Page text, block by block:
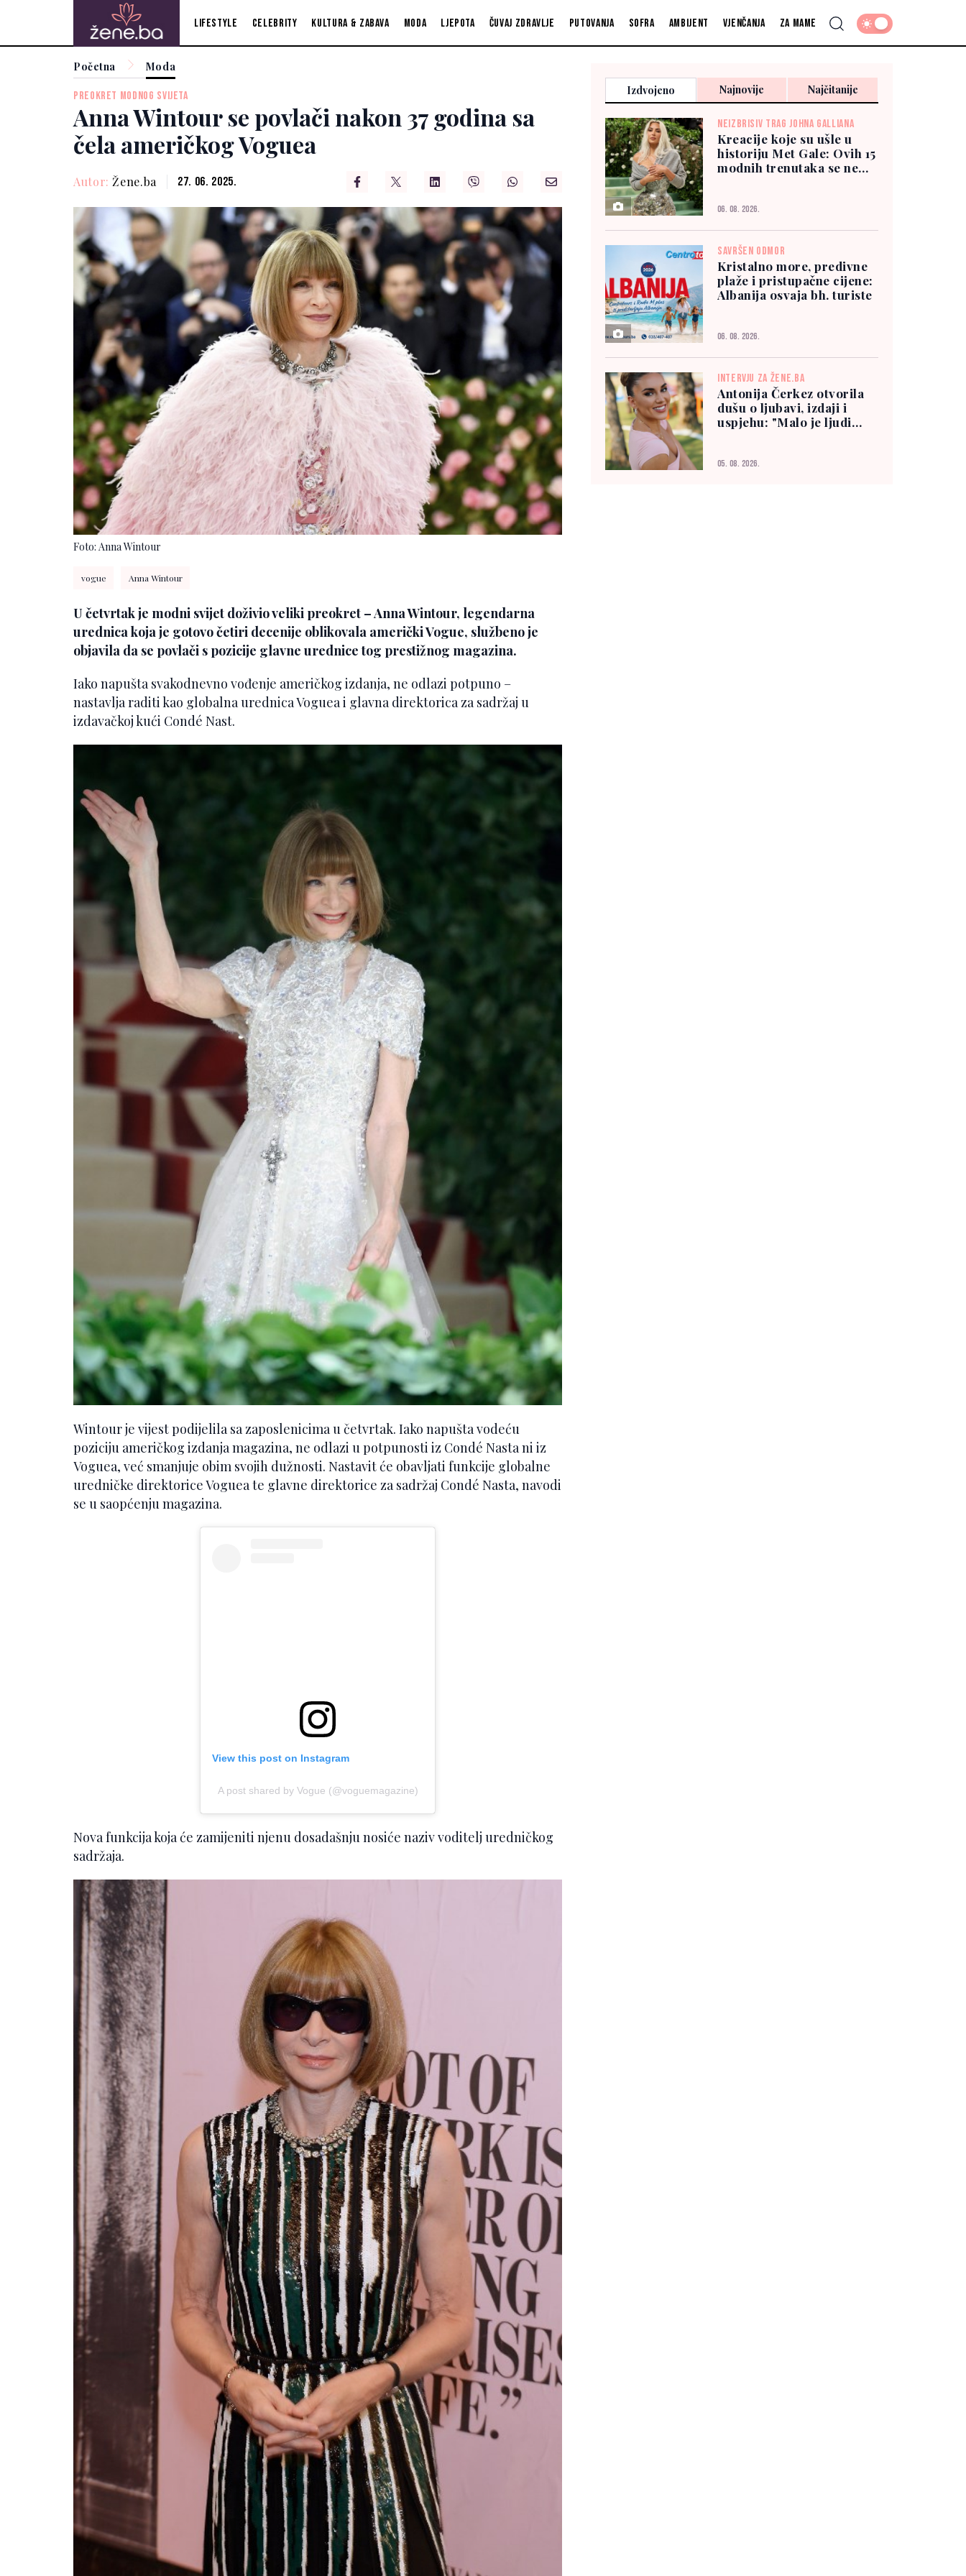
Lifestyle Celebrity Kultura & zabava Moda Ljepota Čuvaj zdravlje Putovanja Sofra Ambijent Vjenčanja Za mame
Početna Moda
PREOKRET MODNOG SVIJETA
Anna Wintour se povlači nakon 37 godina sa
čela američkog Voguea
Autor: Žene.ba 27. 06. 2025.
Foto: Anna Wintour
vogue Anna Wintour
U četvrtak je modni svijet doživio veliki preokret – Anna Wintour, legendarna
urednica koja je gotovo četiri decenije oblikovala američki Vogue, službeno je
objavila da se povlači s pozicije glavne urednice tog prestižnog magazina.
Iako napušta svakodnevno vođenje američkog izdanja, ne odlazi potpuno –
nastavlja raditi kao globalna urednica Voguea i glavna direktorica za sadržaj u
izdavačkoj kući Condé Nast.
Wintour je vijest podijelila sa zaposlenicima u četvrtak. Iako napušta vodeću
poziciju američkog izdanja magazina, ne odlazi u potpunosti iz Condé Nasta ni iz
Voguea, već smanjuje obim svojih dužnosti. Nastavit će obavljati funkcije globalne
uredničke direktorice Voguea te glavne direktorice za sadržaj Condé Nasta, navodi
se u saopćenju magazina.
View this post on Instagram
A post shared by Vogue (@voguemagazine)
Nova funkcija koja će zamijeniti njenu dosadašnju nosiće naziv voditelj uredničkog
sadržaja.
Izdvojeno Najnovije Najčitanije
NEIZBRISIV TRAG JOHNA GALLIANA
Kreacije koje su ušle u
historiju Met Gale: Ovih 15
modnih trenutaka se ne
06. 08. 2026.
SAVRŠEN ODMOR
Kristalno more, predivne
plaže i pristupačne cijene:
Albanija osvaja bh. turiste
06. 08. 2026.
INTERVJU ZA ŽENE.BA
Antonija Čerkez otvorila
dušu o ljubavi, izdaji i
uspjehu: "Malo je ljudi
05. 08. 2026.